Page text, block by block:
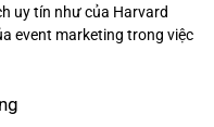
uy tín như của Harvard
event marketing trong việc